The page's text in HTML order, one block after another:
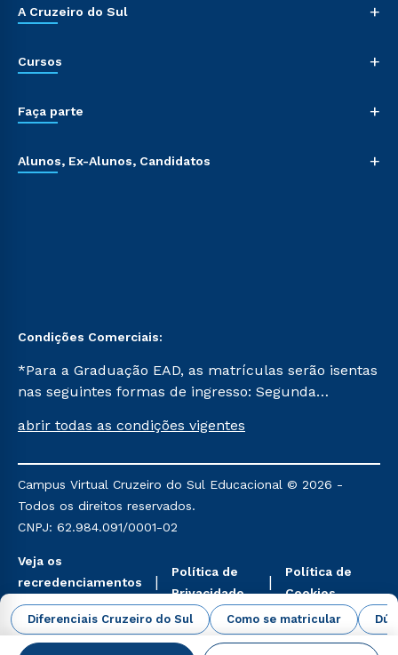
Diferenciais Cruzeiro do Sul Como se matricular
A Cruzeiro do Sul +
Cursos +
Faça parte +
Alunos, Ex-Alunos, Candidatos +
Condições Comerciais:
*Para a Graduação EAD, as matrículas serão isentas
nas seguintes formas de ingresso: Segunda
Já para as demais, a taxa de matrícula será de R$
mencionadas são referentes aos cursos: Ensino
Religioso, Geografia para a Docência e Metodologia
do Ensino de História: Questões Atuais.
abrir todas as condições vigentes
Campus Virtual Cruzeiro do Sul Educacional © 2026 -
Todos os direitos reservados.
CNPJ: 62.984.091/0001-02
Veja os
recredenciamentos
aqui
Política de
Privacidade
Política de
Cookies